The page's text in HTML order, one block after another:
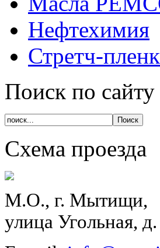
Нефтехимия
Стретч-
Поиск по сайту
Схема проезда
М.О., г. Мытищи,
улица Угольная,